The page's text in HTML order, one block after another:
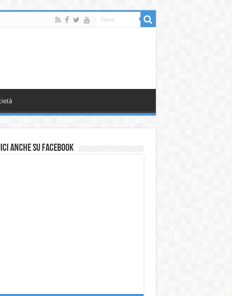
anche su Facebook